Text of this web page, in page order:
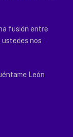
fusión entre
nos
León